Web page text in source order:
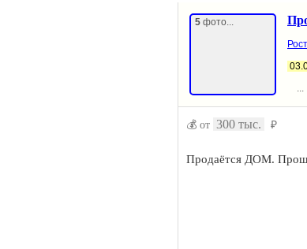
5 фото...
...
💰 от 300 тыс. ₽
Продаётся ДОМ.